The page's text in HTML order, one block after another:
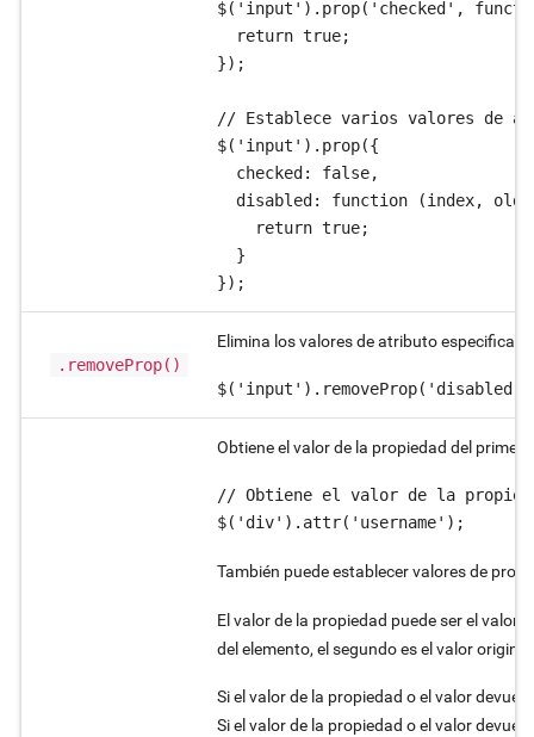
$('input').prop('checked',
  return true;
});
// Establece varios valores de
$('input').prop({
  checked: false,
disabled: function (index,
    return true;
  }
});
.removeProp()
Elimina los valores de atributo
Obtiene el valor de la propiedad del primer
// Obtiene el valor de la
$('div').attr('username');
También puede establecer valores de
El valor de la propiedad puede ser el valor
del elemento, el segundo es el valor
Si el valor de la propiedad o el valor
Si el valor de la propiedad o el valor